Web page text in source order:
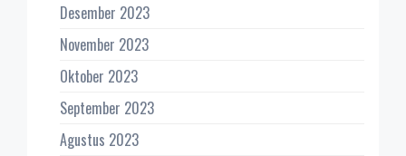
Desember 2023
November 2023
Oktober 2023
September 2023
Agustus 2023